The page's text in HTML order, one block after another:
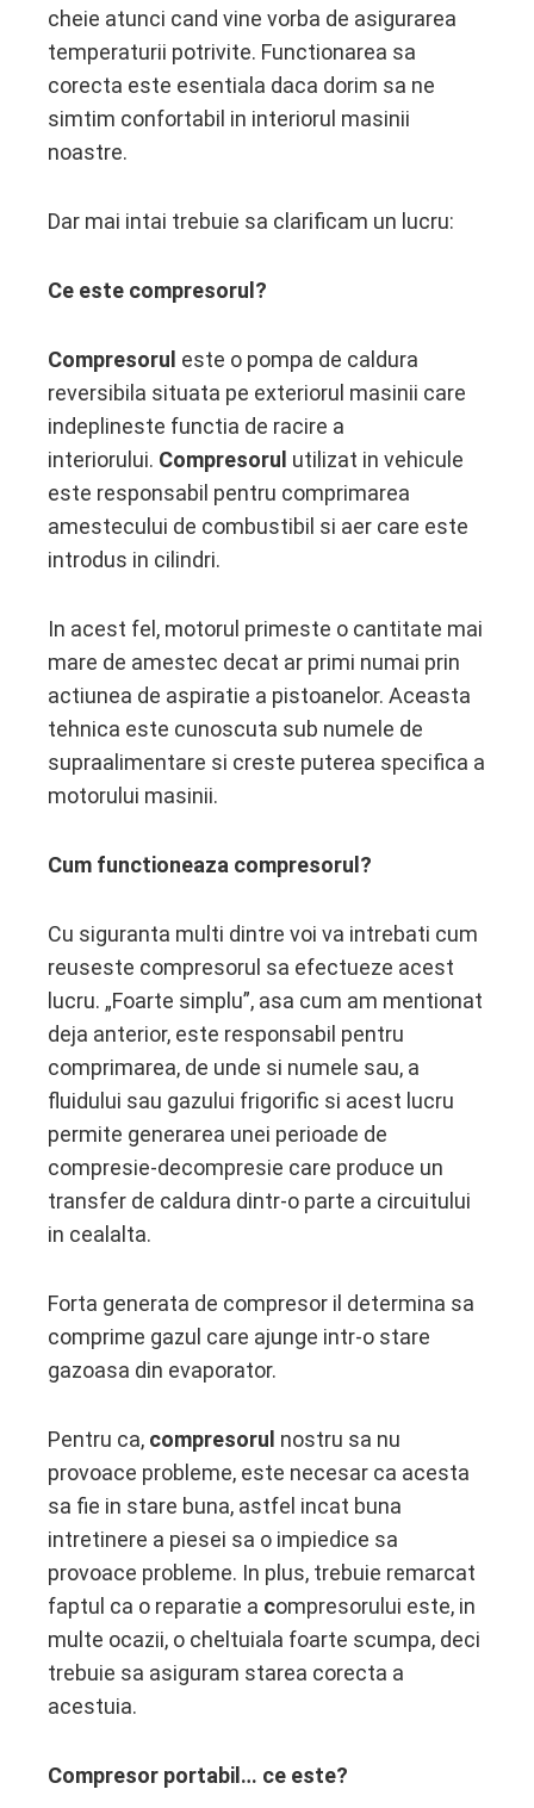
cheie atunci cand vine vorba de asigurarea
temperaturii potrivite. Functionarea sa
corecta este esentiala daca dorim sa ne
simtim confortabil in interiorul masinii
noastre.
Dar mai intai trebuie sa clarificam un lucru:
Ce este compresorul?
Compresorul este o pompa de caldura
reversibila situata pe exteriorul masinii care
indeplineste functia de racire a
interiorului. Compresorul utilizat in vehicule
este responsabil pentru comprimarea
amestecului de combustibil si aer care este
introdus in cilindri.
In acest fel, motorul primeste o cantitate mai
mare de amestec decat ar primi numai prin
actiunea de aspiratie a pistoanelor. Aceasta
tehnica este cunoscuta sub numele de
supraalimentare si creste puterea specifica a
motorului masinii.
Cum functioneaza compresorul?
Cu siguranta multi dintre voi va intrebati cum
reuseste compresorul sa efectueze acest
lucru. „Foarte simplu”, asa cum am mentionat
deja anterior, este responsabil pentru
comprimarea, de unde si numele sau, a
fluidului sau gazului frigorific si acest lucru
permite generarea unei perioade de
compresie-decompresie care produce un
transfer de caldura dintr-o parte a circuitului
in cealalta.
Forta generata de compresor il determina sa
comprime gazul care ajunge intr-o stare
gazoasa din evaporator.
Pentru ca, compresorul nostru sa nu
provoace probleme, este necesar ca acesta
sa fie in stare buna, astfel incat buna
intretinere a piesei sa o impiedice sa
provoace probleme. In plus, trebuie remarcat
faptul ca o reparatie a compresorului este, in
multe ocazii, o cheltuiala foarte scumpa, deci
trebuie sa asiguram starea corecta a
acestuia.
Compresor portabil… ce este?